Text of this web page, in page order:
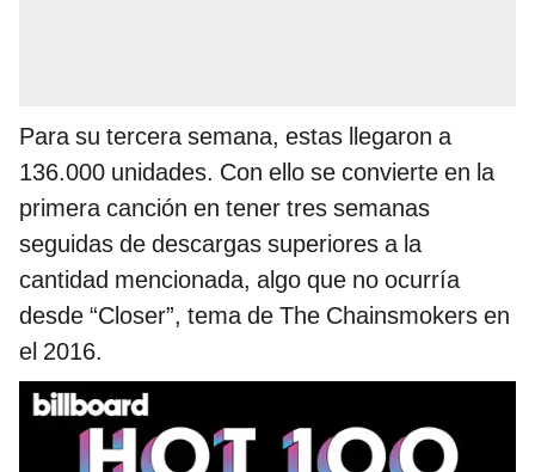
Para su tercera semana, estas llegaron a
136.000 unidades. Con ello se convierte en la
primera canción en tener tres semanas
seguidas de descargas superiores a la
cantidad mencionada, algo que no ocurría
desde “Closer”, tema de The Chainsmokers en
el 2016.